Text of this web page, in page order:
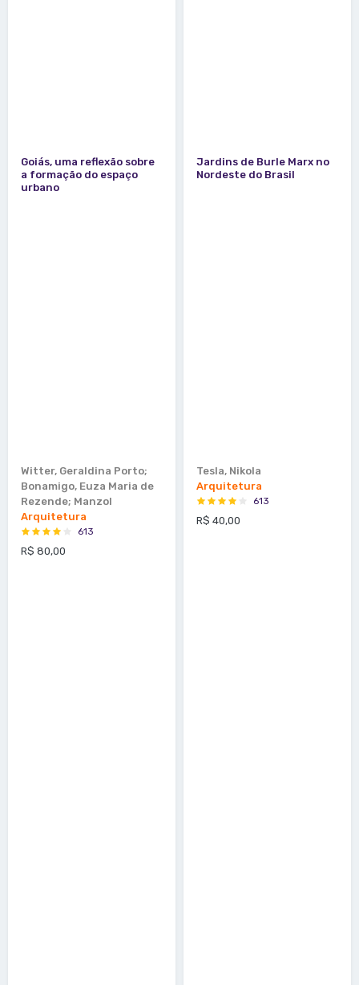
Goiás, uma reflexão sobre
a formação do espaço
urbano
Witter, Geraldina Porto;
Bonamigo, Euza Maria de
Rezende; Manzol
Arquitetura
613
R$ 80,00
Jardins de Burle Marx no
Nordeste do Brasil
Tesla, Nikola
Arquitetura
613
R$ 40,00